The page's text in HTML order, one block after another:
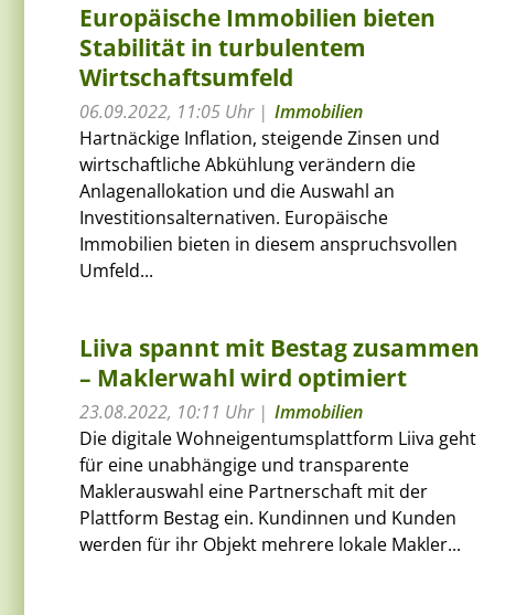
Europäische Immobilien bieten
Stabilität in turbulentem
Wirtschaftsumfeld
06.09.2022, 11:05 Uhr
Immobilien
Hartnäckige Inflation, steigende Zinsen und
wirtschaftliche Abkühlung verändern die
Anlagenallokation und die Auswahl an
Investitionsalternativen. Europäische
Immobilien bieten in diesem anspruchsvollen
Umfeld...
Liiva spannt mit Bestag zusammen
– Maklerwahl wird optimiert
23.08.2022, 10:11 Uhr
Immobilien
Die digitale Wohneigentumsplattform Liiva geht
für eine unabhängige und transparente
Maklerauswahl eine Partnerschaft mit der
Plattform Bestag ein. Kundinnen und Kunden
werden für ihr Objekt mehrere lokale Makler...